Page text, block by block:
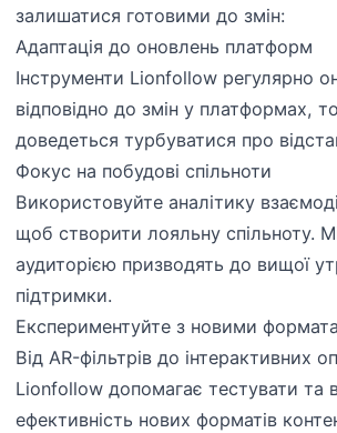
залишатися готовими до змін:
Адаптація до оновлень платформ
Інструменти Lionfollow регулярно
відповідно до змін у платформах,
доведеться турбуватися про
Фокус на побудові спільноти
Використовуйте аналітику
щоб створити лояльну спільноту.
аудиторією призводять до вищої
підтримки.
Експериментуйте з новими
Від AR-фільтрів до інтерактивних
Lionfollow допомагає тестувати та
ефективність нових форматів